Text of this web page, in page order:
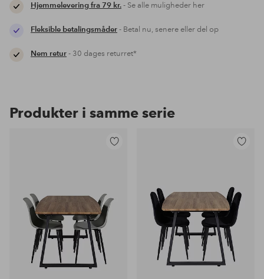
Hjemmelevering fra 79 kr.- Se alle muligheder her
Fleksible betalingsmåder- Betal nu, senere eller del op
Nem retur- 30 dages returret*
Produkter i samme serie